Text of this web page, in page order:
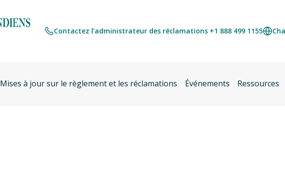
Contactez l’administrateur des réclamations +1 888 499 1155
Mises à jour sur le règlement et les réclamations Événements Ressources